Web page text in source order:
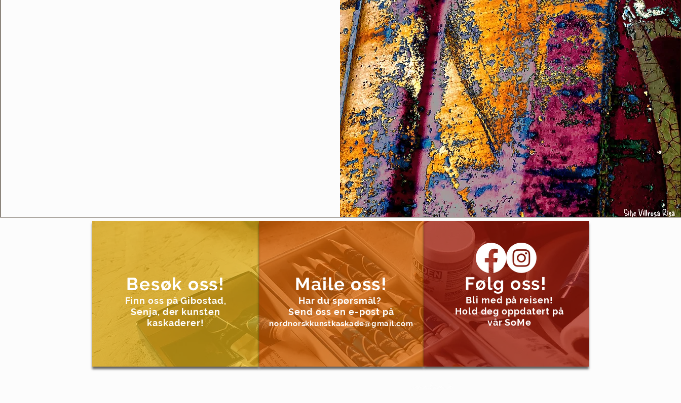
Besøk oss!
Finn oss på Gibostad,
Senja, der kunsten
kaskaderer!
Maile oss!
Har du spørsmål?
Send oss en e-post på
nordnorskkunstkaskade@gmail.com
Følg oss!
Bli med på reisen!
Hold deg oppdatert på
vår SoMe